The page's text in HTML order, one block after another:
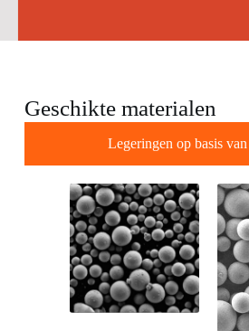
Geschikte materialen
Legeringen op basis